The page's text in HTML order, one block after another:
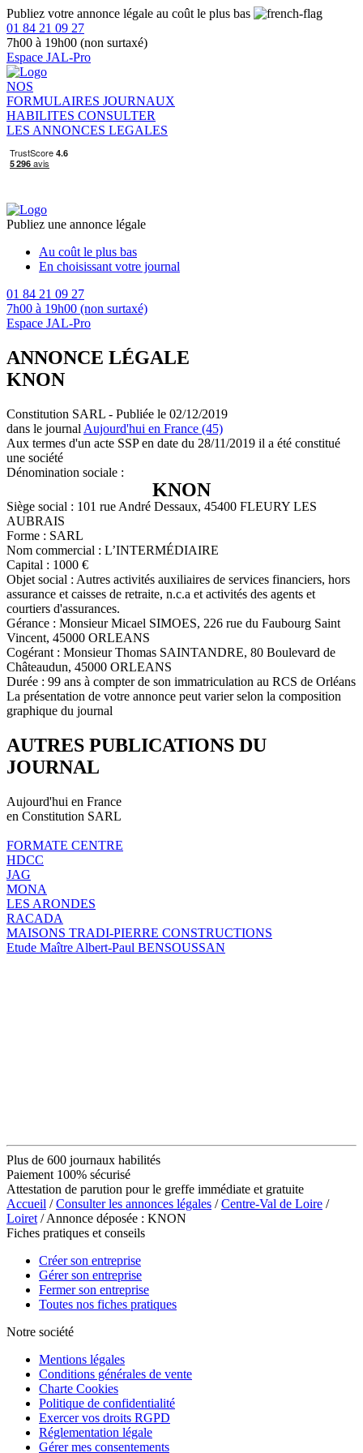
Publiez votre annonce légale au coût le plus bas
01 84 21 09 27
7h00 à 19h00 (non surtaxé)
Espace JAL-Pro
NOS
FORMULAIRES JOURNAUX
HABILITES CONSULTER
LES ANNONCES LEGALES
Publiez une annonce légale
Au coût le plus bas
En choisissant votre journal
01 84 21 09 27
7h00 à 19h00 (non surtaxé)
Espace JAL-Pro
ANNONCE LÉGALE
KNON
Constitution SARL - Publiée le 02/12/2019
dans le journal Aujourd'hui en France (45)
Aux termes d'un acte SSP en date du 28/11/2019 il a été constitué
une société
Dénomination sociale :
KNON
Siège social : 101 rue André Dessaux, 45400 FLEURY LES
AUBRAIS
Forme : SARL
Nom commercial : L’INTERMÉDIAIRE
Capital : 1000 €
Objet social : Autres activités auxiliaires de services financiers, hors
assurance et caisses de retraite, n.c.a et activités des agents et
courtiers d'assurances.
Gérance : Monsieur Micael SIMOES, 226 rue du Faubourg Saint
Vincent, 45000 ORLEANS
Cogérant : Monsieur Thomas SAINTANDRE, 80 Boulevard de
Châteaudun, 45000 ORLEANS
Durée : 99 ans à compter de son immatriculation au RCS de Orléans
La présentation de votre annonce peut varier selon la composition
graphique du journal
AUTRES PUBLICATIONS DU
JOURNAL
Aujourd'hui en France
en Constitution SARL
FORMATE CENTRE
HDCC
JAG
MONA
LES ARONDES
RACADA
MAISONS TRADI-PIERRE CONSTRUCTIONS
Etude Maître Albert-Paul BENSOUSSAN
Plus de 600 journaux habilités
Paiement 100% sécurisé
Attestation de parution pour le greffe immédiate et gratuite
Accueil /Consulter les annonces légales /Centre-Val de Loire /
Loiret / Annonce déposée : KNON
Fiches pratiques et conseils
Créer son entreprise
Gérer son entreprise
Fermer son entreprise
Toutes nos fiches pratiques
Notre société
Mentions légales
Conditions générales de vente
Charte Cookies
Politique de confidentialité
Exercer vos droits RGPD
Réglementation légale
Gérer mes consentements